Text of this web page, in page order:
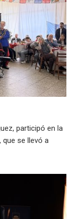
participó en la
que se llevó a